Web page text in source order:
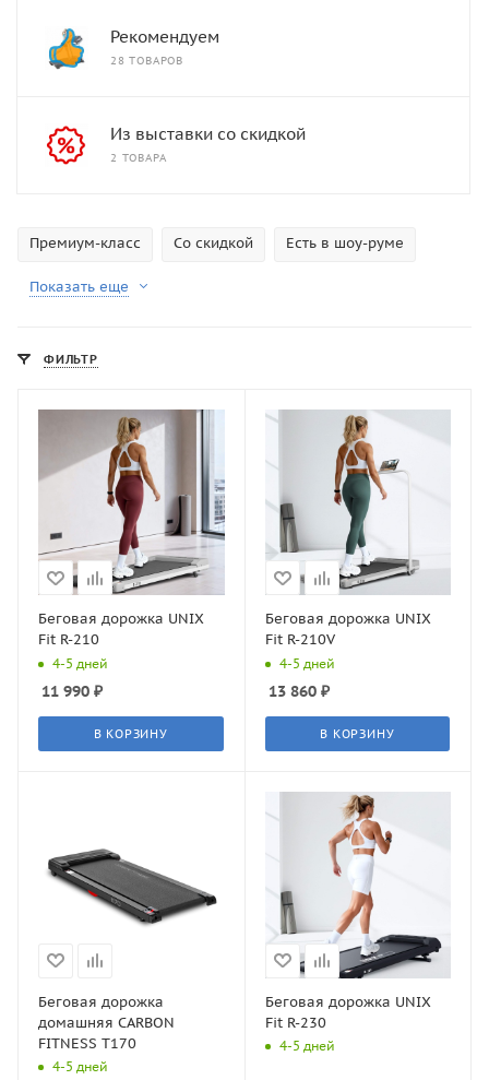
Рекомендуем
28 ТОВАРОВ
Из выставки со скидкой
2 ТОВАРА
Премиум-класс Со скидкой Есть в шоу-руме
Показать еще
ФИЛЬТР
Беговая дорожка UNIX
Fit R-210
4-5 дней
11 990 ₽
В КОРЗИНУ
Беговая дорожка UNIX
Fit R-210V
4-5 дней
13 860₽
В КОРЗИНУ
Беговая дорожка
домашняя CARBON
FITNESS T170
4-5 дней
Беговая дорожка UNIX
Fit R-230
4-5 дней